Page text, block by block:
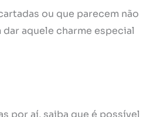
ou que parecem não
aquele charme especial
por aí, saiba que é possível